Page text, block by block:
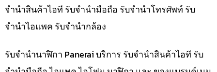
จำนำสินค้าไอที รับจำนำมือถือ รับจำนำโทรศัพท์ รับ
จำนำไอแพค รับจำนำกล้อง
รับจำนำนาฬิกา Panerai บริการ รับจำนำสินค้าไอที รับ